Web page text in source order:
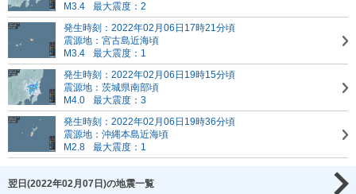
M3.4
最大震度：2
発生時刻：2022年02月06日17時21分頃
震源地：宮古島近海頃
M3.4
最大震度：1
発生時刻：2022年02月06日19時15分頃
震源地：茨城県南部頃
M4.0
最大震度：3
発生時刻：2022年02月06日19時36分頃
震源地：沖縄本島近海頃
M2.8
最大震度：1
翌日(2022年02月07日)の地震一覧